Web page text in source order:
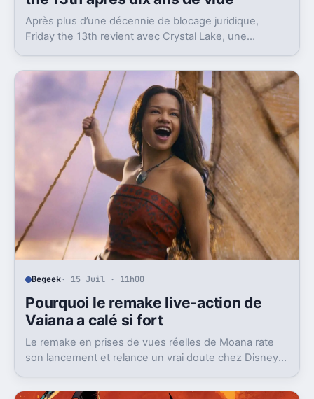
Après plus d’une décennie de blocage juridique,
Friday the 13th revient avec Crystal Lake, une
décor.
Begeek· 15 Juil · 11h00
Pourquoi le remake live-action de
Vaiana a calé si fort
Le remake en prises de vues réelles de Moana rate
son lancement et relance un vrai doute chez Disney